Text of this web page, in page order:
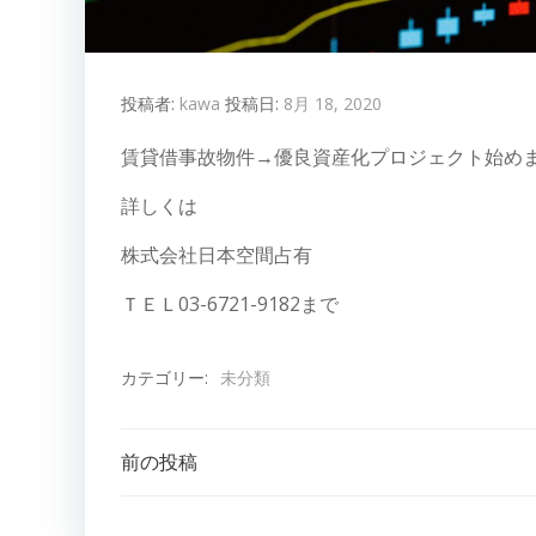
投稿者: kawa 投稿日: 8月 18, 2020
賃貸借事故物件→優良資産化プロジェクト始め
詳しくは
株式会社日本空間占有
ＴＥＬ03-6721-9182まで
カテゴリー: 未分類
投
前の投稿